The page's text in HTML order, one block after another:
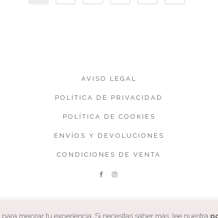
AVISO LEGAL
POLÍTICA DE PRIVACIDAD
POLÍTICA DE COOKIES
ENVÍOS Y DEVOLUCIONES
CONDICIONES DE VENTA
mejorar tu experiencia. Si necesitas saber más, lee nuestra